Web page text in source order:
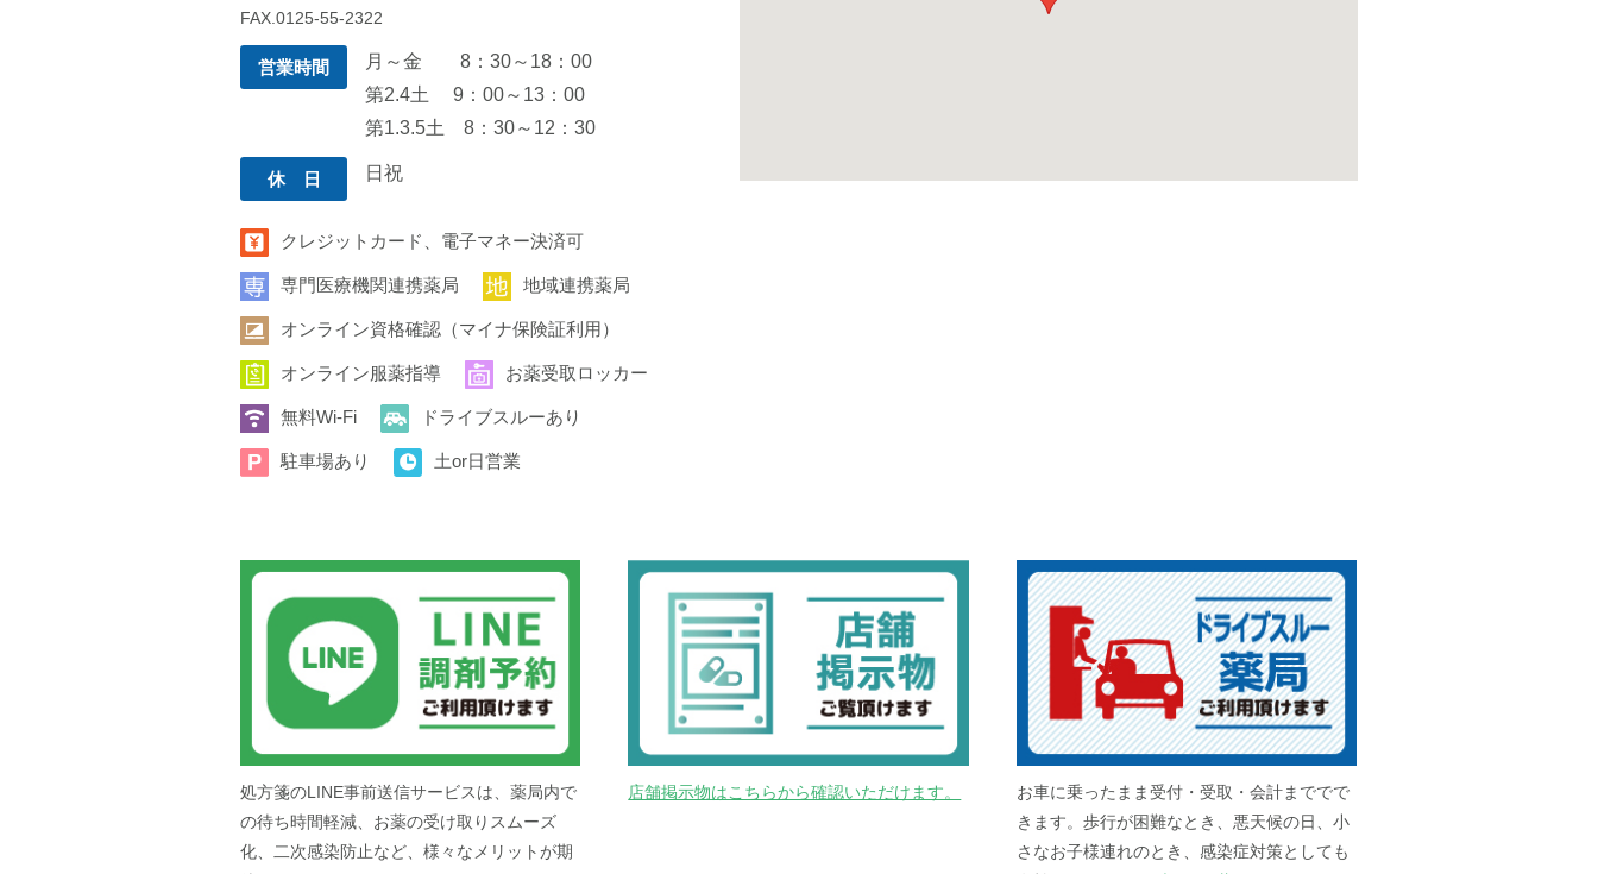
FAX.0125-55-2322
営業時間
月～金 8：30～18：00
第2.4土 9：00～13：00
第1.3.5土 8：30～12：30
休 日 日祝
クレジットカード、電子マネー決済可
専門医療機関連携薬局 地域連携薬局
オンライン資格確認（マイナ保険証利用）
オンライン服薬指導 お薬受取ロッカー
無料Wi-Fi ドライブスルーあり
駐車場あり 土or日営業
処方箋のLINE事前送信サービスは、薬局内で
の待ち時間軽減、お薬の受け取りスムーズ
化、二次感染防止など、様々なメリットが期
店舗掲示物はこちらから確認いただけます。
お車に乗ったまま受付・受取・会計まででで
きます。歩行が困難なとき、悪天候の日、小
さなお子様連れのとき、感染症対策としても